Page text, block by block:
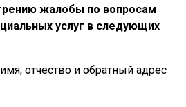
жалобы по вопросам
услуг в следующих
отчество и обратный адрес